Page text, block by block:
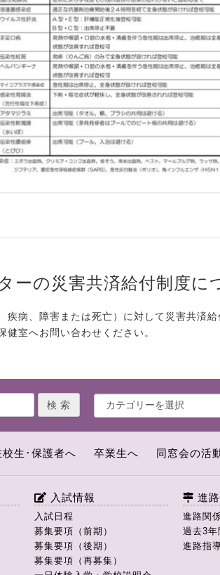
ーの災害共済給付制度に
病、障害または死亡）に対して災害共済給
健室へお問い合わせください。
校生･保護者へ 卒業生へ 同窓会の活
入試情報
入試日程
募集要項（前期）
募集要項（後期）
募集要項（再募集）
進
進路関
過去3年
進路指